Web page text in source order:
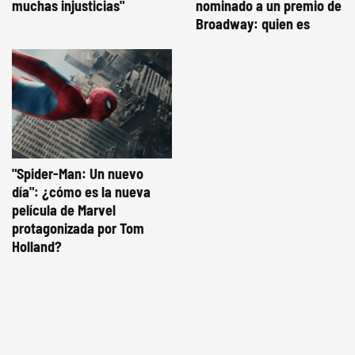
muchas injusticias"
nominado a un premio de
Broadway: quien es
"Spider-Man: Un nuevo
día": ¿cómo es la nueva
película de Marvel
protagonizada por Tom
Holland?